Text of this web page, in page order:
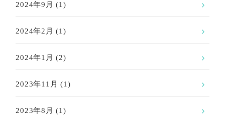
2024年9月 (1)
2024年2月 (1)
2024年1月 (2)
2023年11月 (1)
2023年8月 (1)